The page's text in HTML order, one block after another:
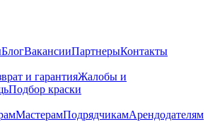
БлогВакансииПартнерыКонтакты
и гарантияЖалобы и
Подбор краски
МастерамПодрядчикамАрендодателям